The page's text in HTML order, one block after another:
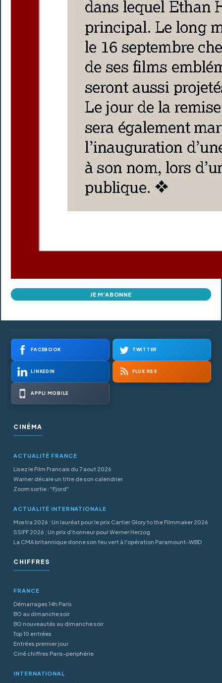
JE M'ABONNE
FACEBOOK TWITTER
LINKEDIN FLUX RSS
APPLI MOBILE
CINÉMA
ACTUALITÉ FRANCE
Lisez le Film Francais du 7 aout 2026
Warner décale un titre de son calendrier
Zoom sortie : "Fjord"
ACTUALITÉ INTERNATIONALE
Mostra 2026 : Un lauréat pour le prix Cartier Glory to the Filmmaker 2026
SSIFF 2026 : Un prix d’honneur pour Werner Herzog
La CMA britannique donne son feu vert à l'opération Paramount-WBD
CHIFFRES
FRANCE
Démarrages 14h Paris
BO au dimanche soir
BO nouveautés au dimanche soir
Top 10 entrées
Entrées premier jour
Ciné chiffres Paris-periphérie
INTERNATIONAL